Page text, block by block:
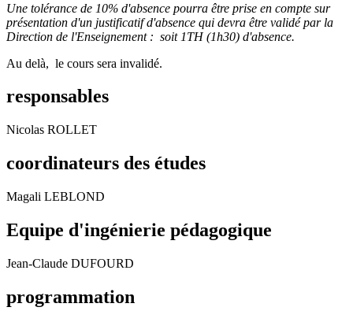
Une tolérance de 10% d'absence pourra être prise en compte sur
présentation d'un justificatif d'absence qui devra être validé par la
Direction de l'Enseignement : soit 1TH (1h30) d'absence.
Au delà, le cours sera invalidé.
responsables
Nicolas ROLLET
coordinateurs des études
Magali LEBLOND
Equipe d'ingénierie pédagogique
Jean-Claude DUFOURD
programmation